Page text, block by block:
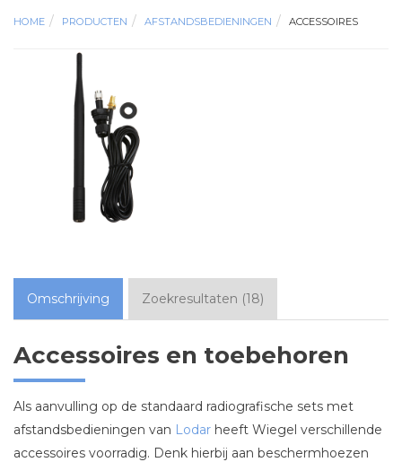
HOME PRODUCTEN AFSTANDSBEDIENINGEN ACCESSOIRES
Omschrijving Zoekresultaten (18)
Accessoires en toebehoren
Als aanvulling op de standaard radiografische sets met
afstandsbedieningen van Lodar heeft Wiegel verschillende
accessoires voorradig. Denk hierbij aan beschermhoezen